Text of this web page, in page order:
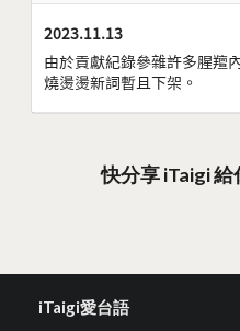
2023.11.13
由於貢獻紀錄參雜許多腥羶
燒燙燙新詞暫且下架。
快分享 iTaigi 給
iTaigi愛台語